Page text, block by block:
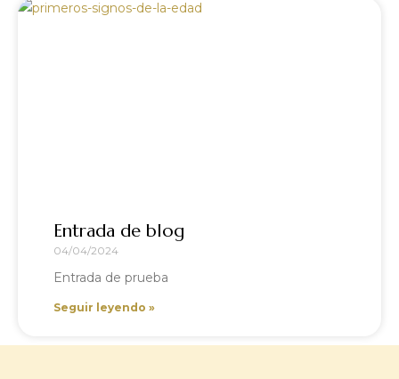
Entrada de blog
04/04/2024
Entrada de prueba
Seguir leyendo »